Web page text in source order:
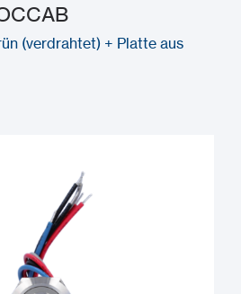
(verdrahtet) + Platte aus